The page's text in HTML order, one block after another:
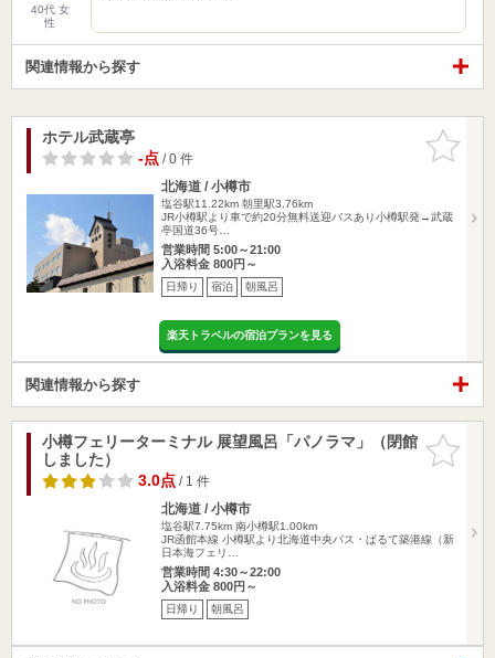
40代 女
性
関連情報から探す
お気に入
りに追加
ホテル武蔵亭
-点/ 0 件
北海道 / 小樽市
塩谷駅11.22km 朝里駅3.76km
JR小樽駅より車で約20分無料送迎バスあり小樽駅発→武蔵
亭国道36号…
営業時間 5:00～21:00
入浴料金 800円～
日帰り 宿泊 朝風呂
楽天トラベルの宿泊プランを見る
関連情報から探す
お気に入
りに追加
小樽フェリーターミナル 展望風呂「パノラマ」（閉館
しました）
3.0点/ 1 件
北海道 / 小樽市
塩谷駅7.75km 南小樽駅1.00km
JR函館本線 小樽駅より北海道中央バス・ぱるて築港線（新
日本海フェリ…
営業時間 4:30～22:00
入浴料金 800円～
日帰り 朝風呂